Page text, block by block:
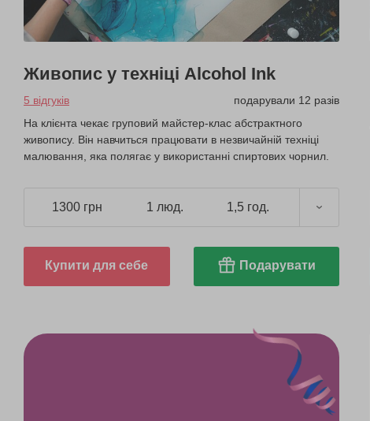
Живопис у техніці Alcohol Ink
5 відгуків
подарували 12 разів
На клієнта чекає груповий майстер-клас абстрактного
живопису. Він навчиться працювати в незвичайній техніці
малювання, яка полягає у використанні спиртових чорнил.
1300 грн 1 люд. 1,5 год.
Купити для себе Подарувати